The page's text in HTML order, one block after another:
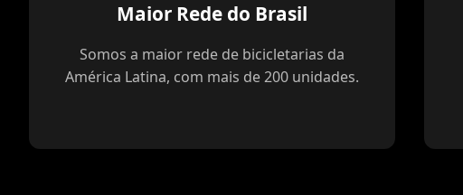
Maior Rede do Brasil
Somos a maior rede de bicicletarias da
América Latina, com mais de 200 unidades.